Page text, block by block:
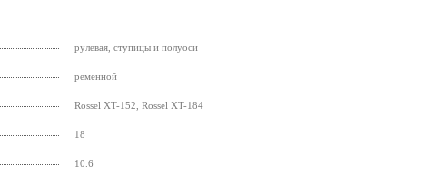
рулевая, ступицы и полуоси
ременной
Rossel XT-152, Rossel XT-184
18
10.6